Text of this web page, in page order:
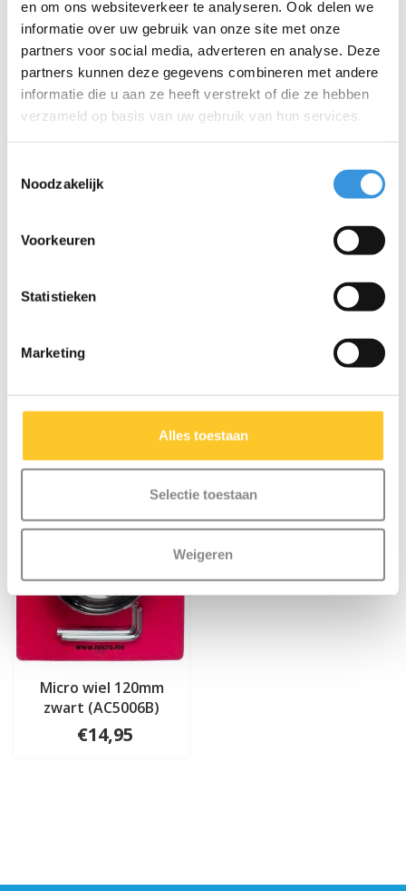
en om ons websiteverkeer te analyseren. Ook delen we
informatie over uw gebruik van onze site met onze
partners voor social media, adverteren en analyse. Deze
partners kunnen deze gegevens combineren met andere
informatie die u aan ze heeft verstrekt of die ze hebben
verzameld op basis van uw gebruik van hun services.
Noodzakelijk
Voorkeuren
Statistieken
Marketing
Alles toestaan
Selectie toestaan
Weigeren
(4663/4695)
transparant (AC5005B)
Micro wiel 120mm
zwart (AC5006B)
€14,95